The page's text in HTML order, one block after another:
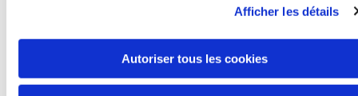
Afficher les détails
Autoriser tous les cookies
Utilisation
la